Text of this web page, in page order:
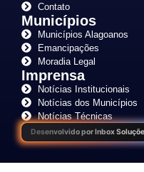
Contato
Municípios
Municípios Alagoanos
Emancipações
Moradia Legal
Imprensa
Notícias Institucionais
Notícias dos Municípios
Notícias Técnicas
Desenvolvido por Inbox